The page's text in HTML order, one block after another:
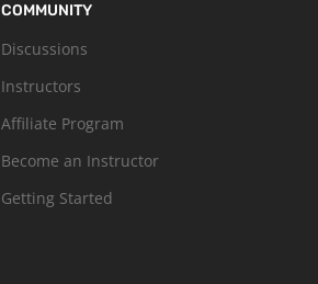
COMMUNITY
Discussions
Instructors
Affiliate Program
Become an Instructor
Getting Started